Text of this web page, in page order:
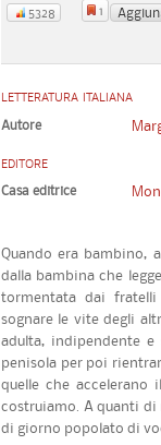
5328 1
LETTERATURA ITALIANA
Autore
EDITORE
Casa editrice
Quando era bambino,
dalla bambina che
tormentata dai
sognare le vite degli
adulta, indipendente
penisola per poi
quelle che
costruiamo. A quanti
di giorno popolato di